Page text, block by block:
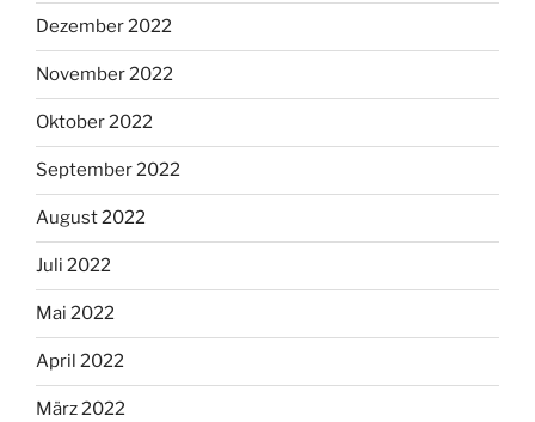
Dezember 2022
November 2022
Oktober 2022
September 2022
August 2022
Juli 2022
Mai 2022
April 2022
März 2022